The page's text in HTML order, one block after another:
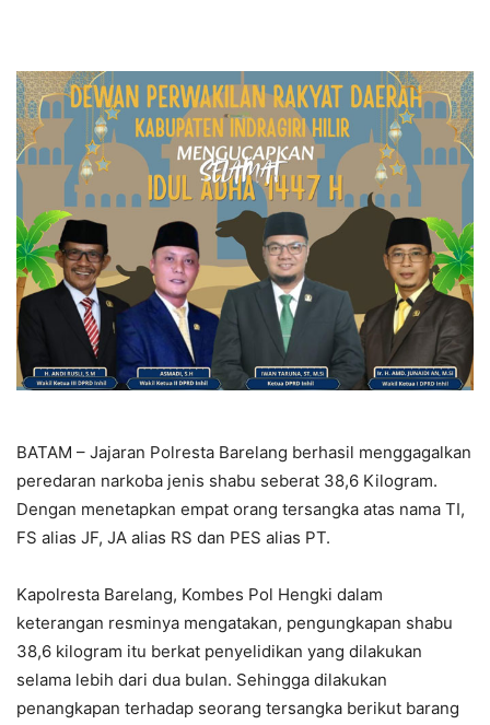
BATAM – Jajaran Polresta Barelang berhasil menggagalkan
peredaran narkoba jenis shabu seberat 38,6 Kilogram.
Dengan menetapkan empat orang tersangka atas nama TI,
FS alias JF, JA alias RS dan PES alias PT.
Kapolresta Barelang, Kombes Pol Hengki dalam
keterangan resminya mengatakan, pengungkapan shabu
38,6 kilogram itu berkat penyelidikan yang dilakukan
selama lebih dari dua bulan. Sehingga dilakukan
penangkapan terhadap seorang tersangka berikut barang